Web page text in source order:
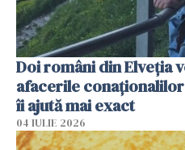
Doi români din Elveția
afacerile
îi ajută mai exact
04 IULIE 2026